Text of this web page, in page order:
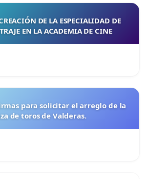
DE LA ESPECIALIDAD DE
EN LA ACADEMIA DE CINE
para solicitar el arreglo de la
de toros de Valderas.